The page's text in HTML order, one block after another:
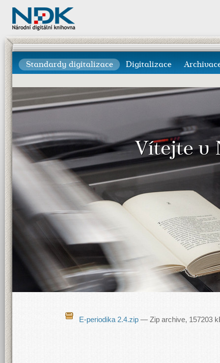
Standardy digitalizace Digitalizace
Vítejte v
E-periodika 2.4.zip — Zip archive, 157203